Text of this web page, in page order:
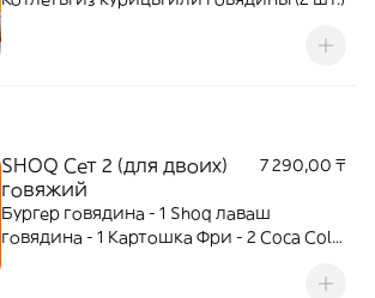
SHOQ Сет 2 (для двоих)
говяжий
7 290,00 ₸
Бургер говядина - 1 Shoq лаваш
говядина - 1 Картошка Фри - 2 Coca Cola